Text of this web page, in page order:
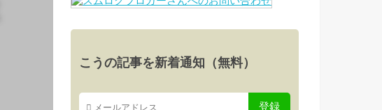
こうの記事を新着通知（無料）